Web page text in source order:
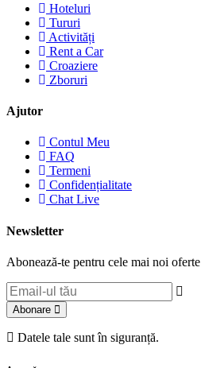
Hoteluri
Tururi
Activități
Rent a Car
Croaziere
Zboruri
Ajutor
Contul Meu
FAQ
Termeni
Confidențialitate
Chat Live
Newsletter
Abonează-te pentru cele mai noi oferte
Abonare
Datele tale sunt în siguranță.